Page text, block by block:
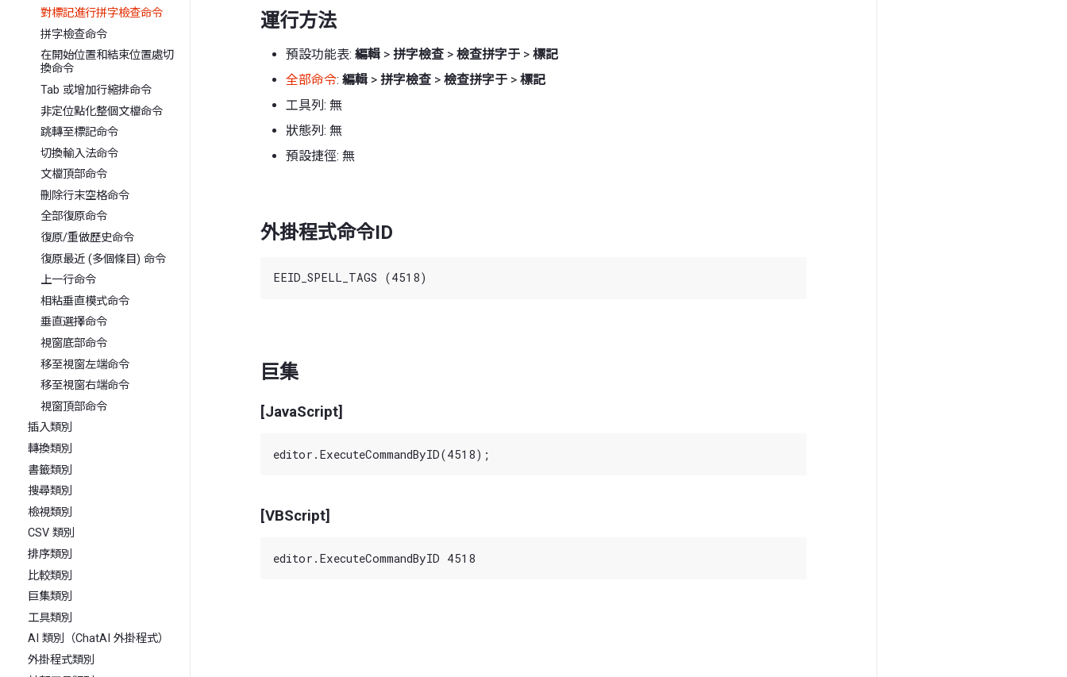
對標記進行拼字檢查命令
拼字檢查命令
在開始位置和結束位置處切
換命令
Tab 或增加行縮排命令
非定位點化整個文檔命令
跳轉至標記命令
切換輸入法命令
文檔頂部命令
刪除行末空格命令
全部復原命令
復原/重做歷史命令
復原最近 (多個條目) 命令
上一行命令
相粘垂直模式命令
垂直選擇命令
視窗底部命令
移至視窗左端命令
移至視窗右端命令
視窗頂部命令
插入類別
轉換類別
書籤類別
搜尋類別
檢視類別
CSV 類別
排序類別
比較類別
巨集類別
工具類別
AI 類別（ChatAI 外掛程式）
外掛程式類別
運行方法
預設功能表: 編輯 > 拼字檢查 > 檢查拼字于 > 標記
全部命令: 編輯 > 拼字檢查 > 檢查拼字于 > 標記
工具列: 無
狀態列: 無
預設捷徑: 無
外掛程式命令ID
巨集
[JavaScript]
[VBScript]